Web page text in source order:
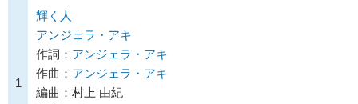
1
輝く人
アンジェラ・アキ
作詞： アンジェラ・アキ
作曲： アンジェラ・アキ
編曲：村上 由紀